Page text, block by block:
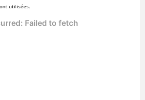
utilisées.